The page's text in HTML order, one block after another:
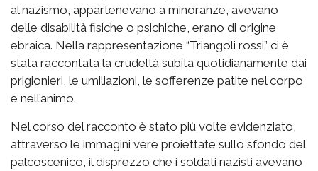
al nazismo, appartenevano a minoranze, avevano
delle disabilità fisiche o psichiche, erano di origine
ebraica. Nella rappresentazione “Triangoli rossi” ci è
stata raccontata la crudeltà subìta quotidianamente dai
prigionieri, le umiliazioni, le sofferenze patite nel corpo
e nell’animo.
Nel corso del racconto è stato più volte evidenziato,
attraverso le immagini vere proiettate sullo sfondo del
palcoscenico, il disprezzo che i soldati nazisti avevano